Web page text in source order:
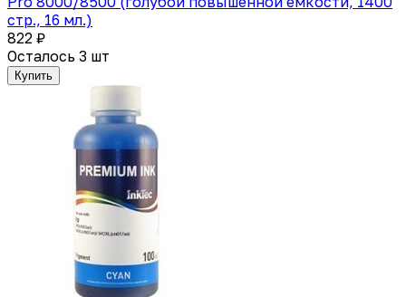
стр., 16 мл.)
822 ₽
Осталось 3 шт
Купить